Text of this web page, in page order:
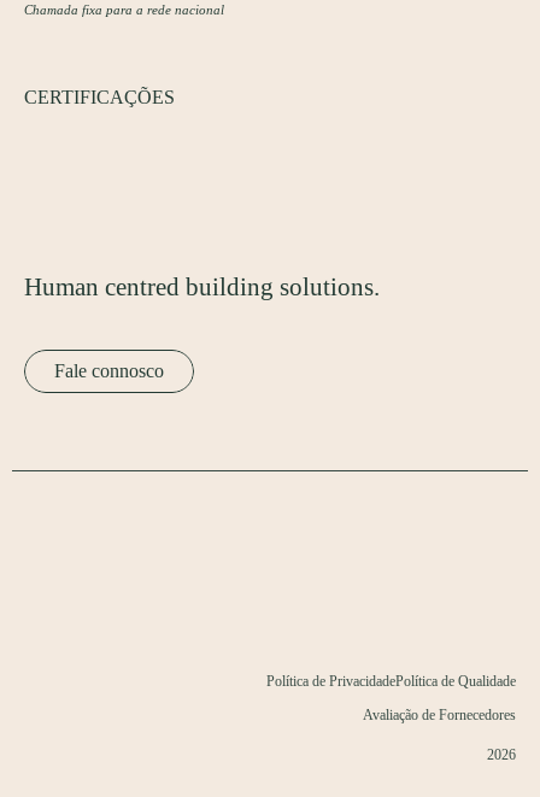
Chamada fixa para a rede nacional
CERTIFICAÇÕES
Human centred building solutions.
Fale connosco
Política de PrivacidadePolítica de Qualidade
Avaliação de Fornecedores
2026